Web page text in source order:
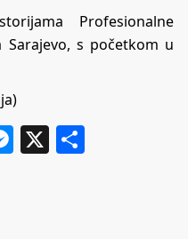
Profesionalne
s početkom u
Messenger
X